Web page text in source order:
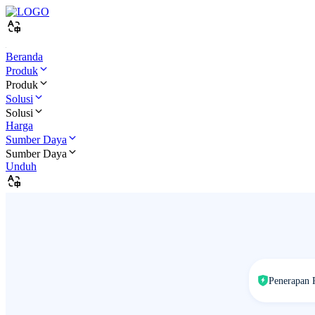
Beranda
Produk
Produk
Solusi
Solusi
Harga
Sumber Daya
Sumber Daya
Unduh
Penerapan